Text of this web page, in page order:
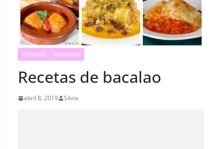
PESCADOS SEGUNDOS
Recetas de bacalao
abril 8, 2019 Silvia